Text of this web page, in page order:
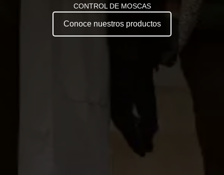
CONTROL DE MOSCAS
Conoce nuestros productos